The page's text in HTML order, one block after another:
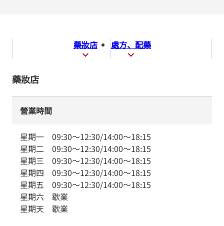
藥妝店 處方、配藥
藥妝店
營業時間
星期一 09:30～12:30/14:00～18:15
星期二 09:30～12:30/14:00～18:15
星期三 09:30～12:30/14:00～18:15
星期四 09:30～12:30/14:00～18:15
星期五 09:30～12:30/14:00～18:15
星期六 歇業
星期天 歇業